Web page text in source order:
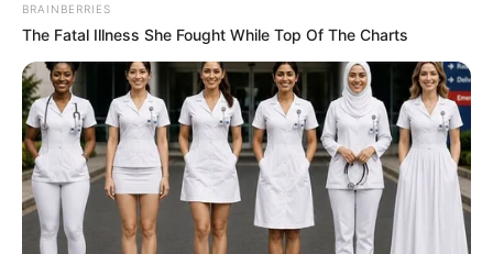
BRAINBERRIES
The Fatal Illness She Fought While Top Of The Charts